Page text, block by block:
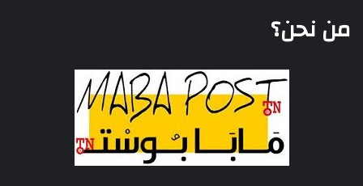
من نحن؟